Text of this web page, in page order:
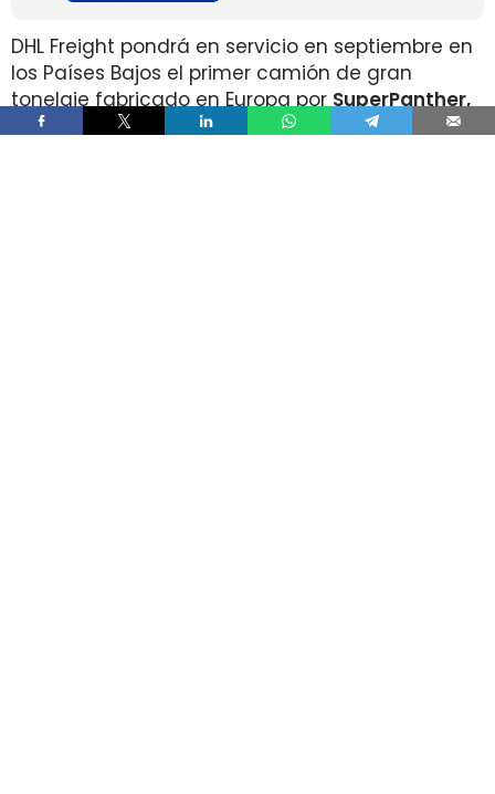
DHL Freight pondrá en servicio en septiembre en
los Países Bajos el primer camión de gran
tonelaje fabricado en Europa porSuperPanther,
después de trasladar la unidad desde Austria